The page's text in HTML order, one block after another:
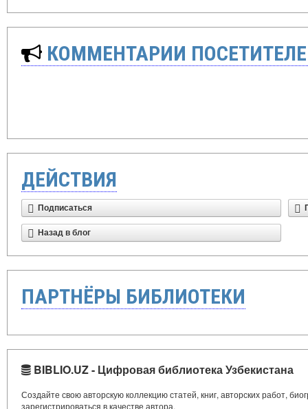
КОММЕНТАРИИ
ДЕЙСТВИЯ
Подписаться
Назад в блог
ПАРТНЁРЫ БИБЛИОТЕКИ
BIBLIO.UZ - Цифровая библиотека Узбекистана
Создайте свою авторскую коллекцию статей, книг, авторских работ,
зарегистрироваться в качестве автора.